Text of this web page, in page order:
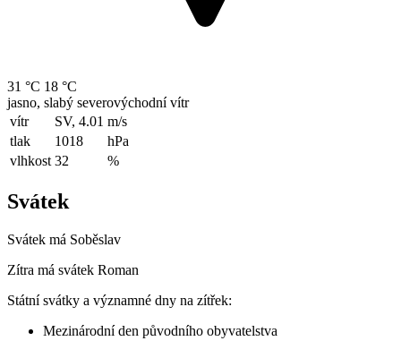
31 °C 18 °C
jasno, slabý severovýchodní vítr
vítr
SV, 4.01 m/s
tlak
1018
hPa
vlhkost 32 %
Svátek
Svátek má Soběslav
Zítra má svátek Roman
Státní svátky a významné dny na zítřek:
Mezinárodní den původního obyvatelstva